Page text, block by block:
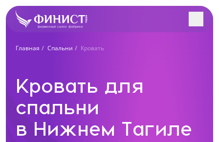
Главная Спальни Кровать
Кровать для
спальни
в Нижнем Тагиле
Все салоны
Нижний Тагил, Октябрьский проспект, 1
Заполните форму, и наш
Учтем особенности вашего помещения и
интерьера. Разработаем индивидуальный проект
Ближайший к вам салон